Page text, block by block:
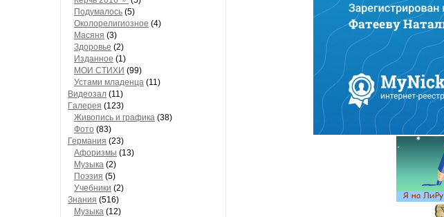
Подумалось (5)
Околорелигиозное (4)
Масяня (3)
Здоровье (2)
Изданное (1)
МОИ СТИХИ (99)
Устами младенца (11)
Видеозал (11)
Гaлерея (123)
Живопись и грaфикa (38)
Фото (83)
Гермaния (23)
Aфоризмы (13)
Музыкa (2)
Поэзия (5)
Учебники (2)
Знания (516)
Музыкa (12)